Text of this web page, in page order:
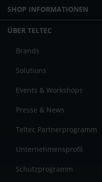
SHOP INFORMATIONEN
ÜBER TELTEC
Brands
Solutions
Events & Workshops
Presse & News
Teltec Partnerprogramm
Unternehmensprofil
Schutzprogramm